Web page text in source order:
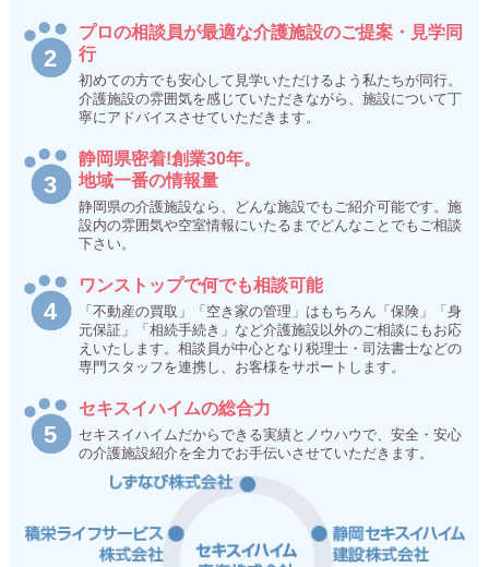
プロの相談員が最適な介護施設のご提案・見学同
行
初めての方でも安心して見学いただけるよう私たちが同行。
介護施設の雰囲気を感じていただきながら、施設について丁
寧にアドバイスさせていただきます。
静岡県密着!創業30年。
地域一番の情報量
静岡県の介護施設なら、どんな施設でもご紹介可能です。施
設内の雰囲気や空室情報にいたるまでどんなことでもご相談
下さい。
ワンストップで何でも相談可能
「不動産の買取」「空き家の管理」はもちろん「保険」「身
元保証」「相続手続き」など介護施設以外のご相談にもお応
えいたします。相談員が中心となり税理士・司法書士などの
専門スタッフを連携し、お客様をサポートします。
セキスイハイムの総合力
セキスイハイムだからできる実績とノウハウで、安全・安心
の介護施設紹介を全力でお手伝いさせていただきます。